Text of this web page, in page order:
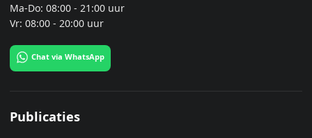
Ma-Do: 08:00 - 21:00 uur
Vr: 08:00 - 20:00 uur
Chat via WhatsApp
Publicaties